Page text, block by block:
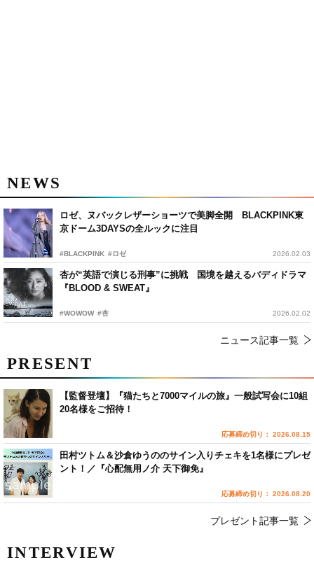
NEWS
ロゼ、ヌバックレザーショーツで美脚全開 BLACKPINK東
京ドーム3DAYSの全ルックに注目
#BLACKPINK #ロゼ 2026.02.03
杏が“英語で演じる刑事”に挑戦 国境を越えるバディドラマ
『BLOOD & SWEAT』
#WOWOW #杏 2026.02.02
ニュース記事一覧
INTERVIEW
PRESENT
【監督登壇】『猫たちと7000マイルの旅』一般試写会に10組
20名様をご招待！
応募締め切り： 2026.08.15
田村ツトム＆沙倉ゆうののサイン入りチェキを1名様にプレゼ
ント！／『心配無用ノ介 天下御免』
応募締め切り： 2026.08.20
プレゼント記事一覧